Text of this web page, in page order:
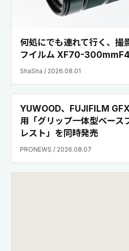
何処にでも連れて行く、撮
フイルム XF70-
ShaSha / 2026.08.01
YUWOOD、FUJIFILM
用「グリップ一体型ベース
レスト」を同時発売
PRONEWS / 2026.08.07